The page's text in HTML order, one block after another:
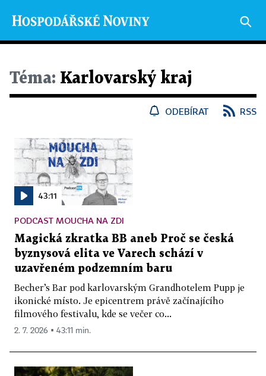
Téma: Karlovarský kraj
ODEBÍRAT RSS
43:11
PODCAST MOUCHA NA ZDI
Magická zkratka BB aneb Proč se česká
byznysová elita ve Varech schází v
uzavřeném podzemním baru
Becher’s Bar pod karlovarským Grandhotelem Pupp je
ikonické místo. Je epicentrem právě začínajícího
filmového festivalu, kde se večer co...
2. 7. 2026 ▪ 43:11 min.